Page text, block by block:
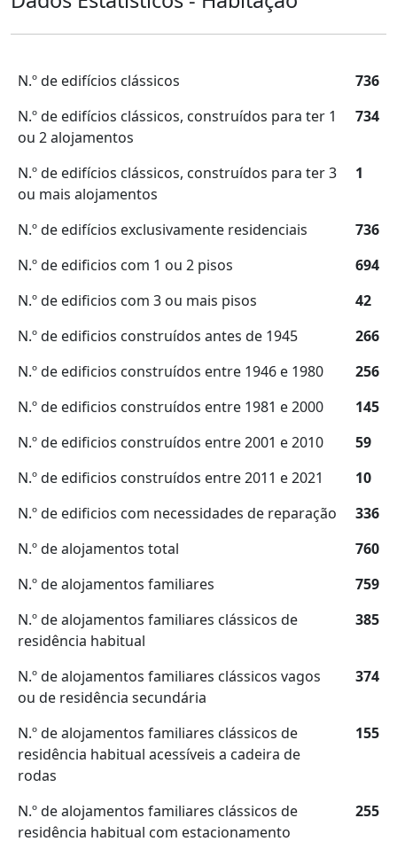
N.º de edifícios clássicos
736
N.º de edifícios clássicos, construídos para ter 1
ou 2 alojamentos
734
N.º de edifícios clássicos, construídos para ter 3
ou mais alojamentos
1
N.º de edifícios exclusivamente residenciais
736
N.º de edificios com 1 ou 2 pisos
694
N.º de edificios com 3 ou mais pisos
42
N.º de edificios construídos antes de 1945
266
N.º de edificios construídos entre 1946 e 1980
256
N.º de edificios construídos entre 1981 e 2000
145
N.º de edificios construídos entre 2001 e 2010
59
N.º de edificios construídos entre 2011 e 2021
10
N.º de edificios com necessidades de reparação
336
N.º de alojamentos total
760
N.º de alojamentos familiares
759
N.º de alojamentos familiares clássicos de
residência habitual
385
N.º de alojamentos familiares clássicos vagos
ou de residência secundária
374
N.º de alojamentos familiares clássicos de
residência habitual acessíveis a cadeira de
rodas
155
N.º de alojamentos familiares clássicos de
residência habitual com estacionamento
255